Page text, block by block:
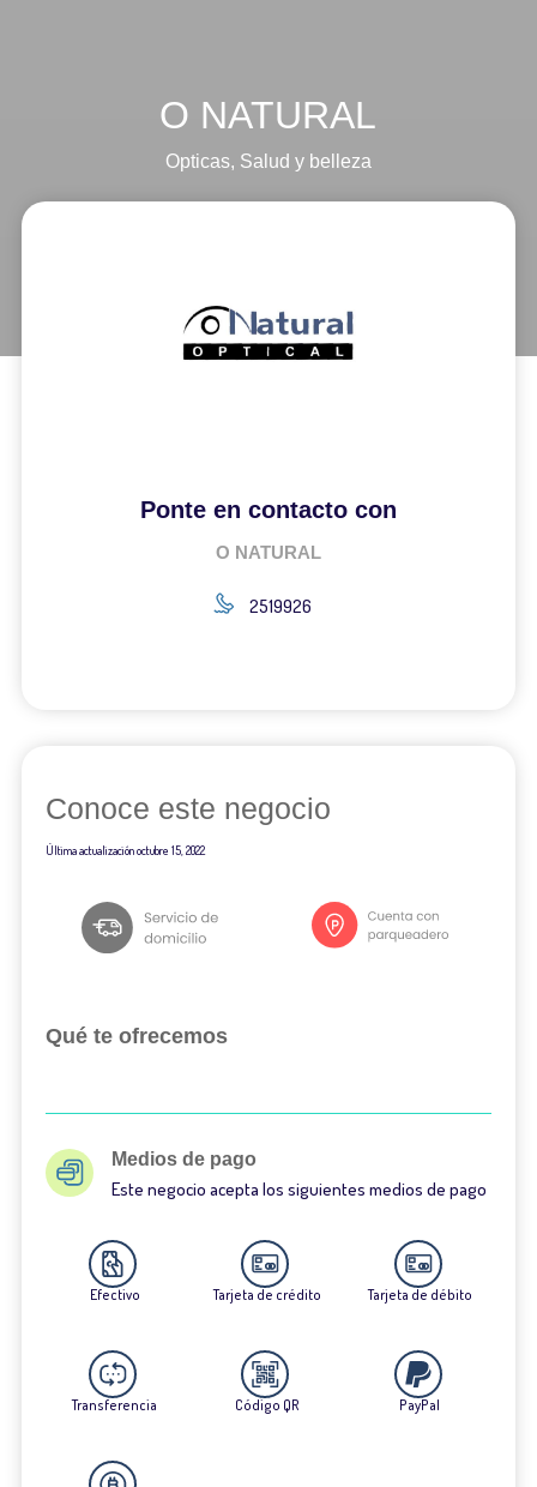
O NATURAL
Opticas, Salud y belleza
Ponte en contacto con
O NATURAL
2519926
Conoce este negocio
Última actualizaciónoctubre 15, 2022
Qué te ofrecemos
Medios de pago
Este negocio acepta los siguientes medios de pago
Efectivo Tarjeta de crédito Tarjeta de débito
Transferencia Código QR PayPal